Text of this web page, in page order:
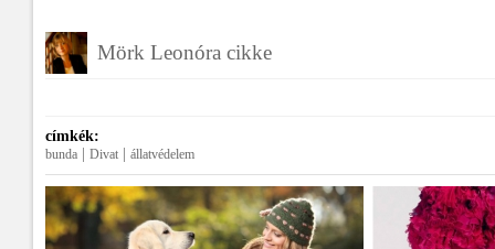
Mörk Leonóra cikke
címkék:
bunda Divat állatvédelem